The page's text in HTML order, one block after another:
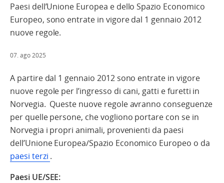
Paesi dell’Unione Europea e dello Spazio Economico
Europeo, sono entrate in vigore dal 1 gennaio 2012
nuove regole.
07. ago 2025
A partire dal 1 gennaio 2012 sono entrate in vigore
nuove regole per l’ingresso di cani, gatti e furetti in
Norvegia. Queste nuove regole avranno conseguenze
per quelle persone, che vogliono portare con se in
Norvegia i propri animali, provenienti da paesi
dell’Unione Europea/Spazio Economico Europeo o da
paesi terzi .
Paesi UE/SEE: